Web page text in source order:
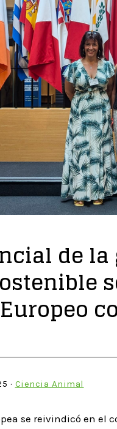
de
· Ciencia Animal
se reivindicó en el